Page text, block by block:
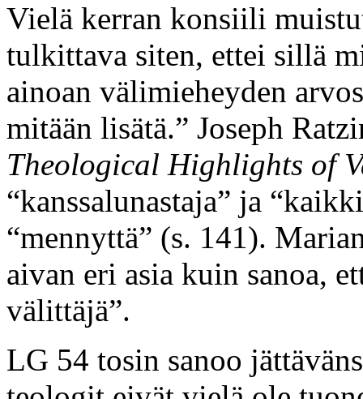
Vielä kerran konsiili
tulkittava siten, ettei sillä
ainoan välimieheyden
mitään lisätä.” Joseph
Theological Highlights of
“kanssalunastaja” ja
“mennyttä” (s. 141).
aivan eri asia kuin sanoa,
välittäjä”.
LG 54 tosin sanoo